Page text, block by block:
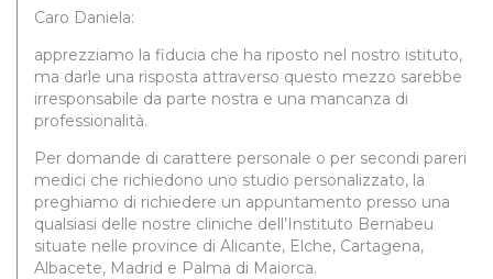
Caro Daniela:
apprezziamo la fiducia che ha riposto nel nostro istituto,
ma darle una risposta attraverso questo mezzo sarebbe
irresponsabile da parte nostra e una mancanza di
professionalità.
Per domande di carattere personale o per secondi pareri
medici che richiedono uno studio personalizzato, la
preghiamo di richiedere un appuntamento presso una
qualsiasi delle nostre cliniche dell’Instituto Bernabeu
situate nelle province di Alicante, Elche, Cartagena,
Albacete, Madrid e Palma di Maiorca.